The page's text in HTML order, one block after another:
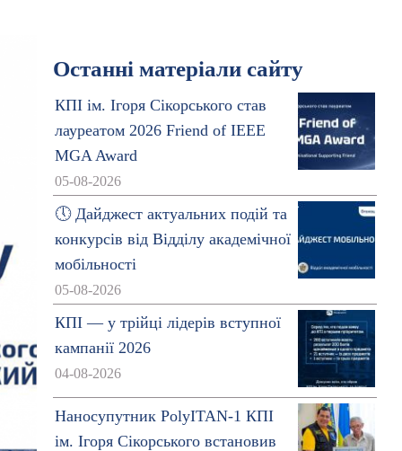
Останні матеріали сайту
КПІ ім. Ігоря Сікорського став
лауреатом 2026 Friend of IEEE
MGA Award
05-08-2026
🕔 Дайджест актуальних подій та
конкурсів від Відділу академічної
мобільності
05-08-2026
КПІ — у трійці лідерів вступної
кампанії 2026
04-08-2026
Наносупутник PolyITAN-1 КПІ
ім. Ігоря Сікорського встановив